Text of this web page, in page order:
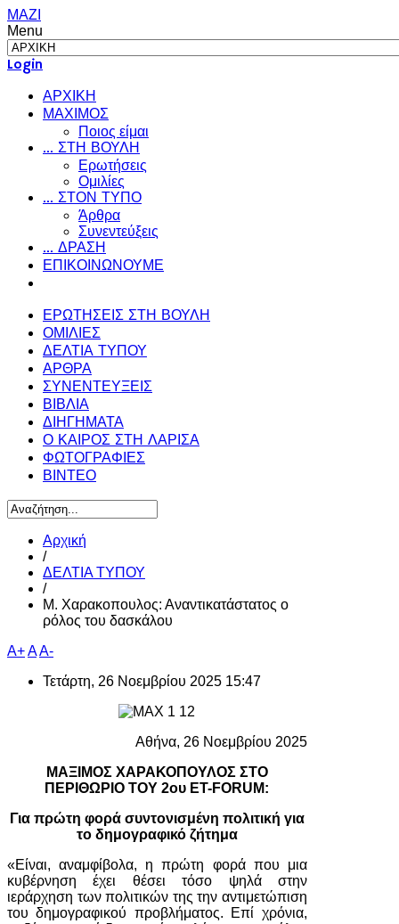
ΜΑΖΙ
Menu
Login
ΑΡΧΙΚΗ
ΜΑΧΙΜΟΣ
Ποιος είμαι
... ΣΤΗ ΒΟΥΛΗ
Ερωτήσεις
Ομιλίες
... ΣΤΟΝ ΤΥΠΟ
Άρθρα
Συνεντεύξεις
... ΔΡΑΣΗ
ΕΠΙΚΟΙΝΩΝΟΥΜΕ
ΕΡΩΤΗΣΕΙΣ ΣΤΗ ΒΟΥΛΗ
ΟΜΙΛΙΕΣ
ΔΕΛΤΙΑ ΤΥΠΟΥ
ΑΡΘΡΑ
ΣΥΝΕΝΤΕΥΞΕΙΣ
ΒΙΒΛΙΑ
ΔΙΗΓΗΜΑΤΑ
Ο ΚΑΙΡΟΣ ΣΤΗ ΛΑΡΙΣΑ
ΦΩΤΟΓΡΑΦΙΕΣ
ΒΙΝΤΕΟ
Αρχική
/
ΔΕΛΤΙΑ ΤΥΠΟΥ
/
Μ. Χαρακοπουλος: Αναντικατάστατος ο
ρόλος του δασκάλου
A+AA-
Τετάρτη, 26 Νοεμβρίου 2025 15:47
Αθήνα, 26 Νοεμβρίου 2025
ΜΑΞΙΜΟΣ ΧΑΡΑΚΟΠΟΥΛΟΣ ΣΤΟ
ΠΕΡΙΘΩΡΙΟ ΤΟΥ 2ου ET-FORUM:
Για πρώτη φορά συντονισμένη πολιτική για
το δημογραφικό ζήτημα
«Είναι, αναμφίβολα, η πρώτη φορά που μια
κυβέρνηση έχει θέσει τόσο ψηλά στην
ιεράρχηση των πολιτικών της την αντιμετώπιση
του δημογραφικού προβλήματος. Επί χρόνια,